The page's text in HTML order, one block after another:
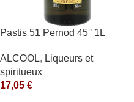
Pastis 51 Pernod 45° 1L
ALCOOL, Liqueurs et
spiritueux
17,05 €